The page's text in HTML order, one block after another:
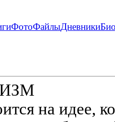
ФотоФайлыДневники
на идее,